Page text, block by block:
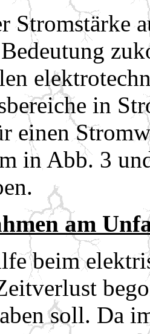
Stromstärke
in
einen
in Abb. 3
am
beim
soll. Da